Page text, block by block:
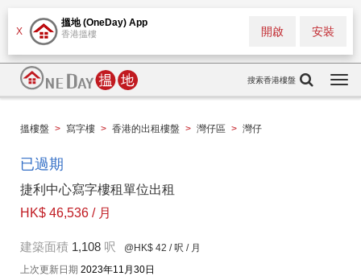
X
搵地 (OneDay) App
香港搵樓 安裝
開啟
搜索香港樓盤
搵樓盤 > 寫字樓 > 香港的出租樓盤 > 灣仔區 > 灣仔
已過期
捷利中心寫字樓租單位出租
HK$ 46,536 / 月
建築面積 1,108 呎 @HK$ 42 / 呎 / 月
上次更新日期 2023年11月30日